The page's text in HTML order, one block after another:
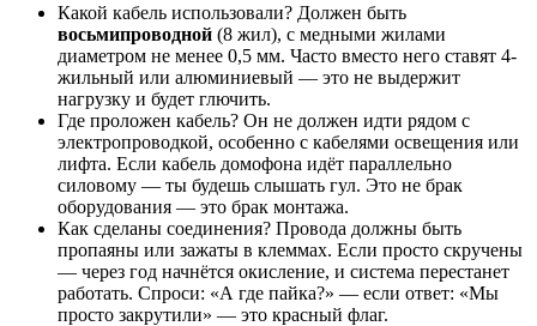
Какой кабель использовали? Должен быть
восьмипроводной (8 жил), с медными жилами
диаметром не менее 0,5 мм. Часто вместо него ставят 4-
жильный или алюминиевый — это не выдержит
нагрузку и будет глючить.
Где проложен кабель? Он не должен идти рядом с
электропроводкой, особенно с кабелями освещения или
лифта. Если кабель домофона идёт параллельно
силовому — ты будешь слышать гул. Это не брак
оборудования — это брак монтажа.
Как сделаны соединения? Провода должны быть
пропаяны или зажаты в клеммах. Если просто скручены
— через год начнётся окисление, и система перестанет
работать. Спроси: «А где пайка?» — если ответ: «Мы
просто закрутили» — это красный флаг.